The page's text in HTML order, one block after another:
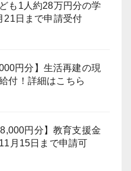
も1人約28万円分の学
21日まで申請受付
円分】生活再建の現
付！詳細はこちら
円分】教育支援金
月15日まで申請可